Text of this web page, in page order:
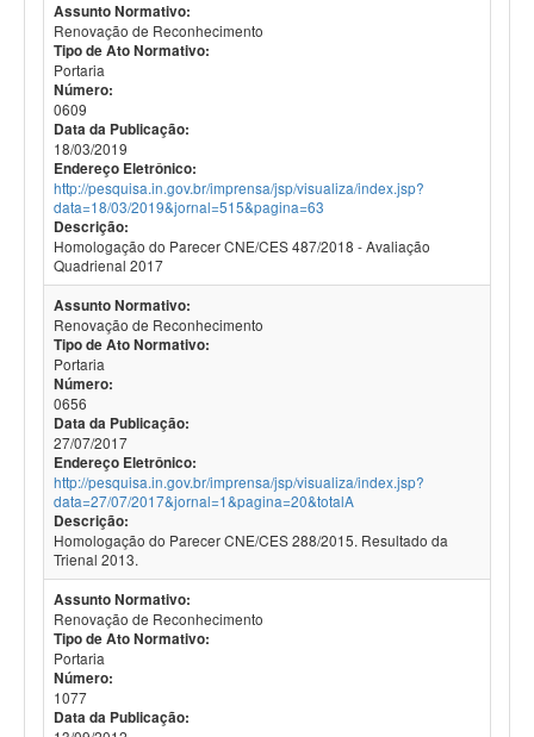
Assunto Normativo:
Renovação de Reconhecimento
Tipo de Ato Normativo:
Portaria
Número:
0609
Data da Publicação:
18/03/2019
Endereço Eletrônico:
http://pesquisa.in.gov.br/imprensa/jsp/visualiza/index.jsp?
data=18/03/2019&jornal=515&pagina=63
Descrição:
Homologação do Parecer CNE/CES 487/2018 - Avaliação
Quadrienal 2017
Assunto Normativo:
Renovação de Reconhecimento
Tipo de Ato Normativo:
Portaria
Número:
0656
Data da Publicação:
27/07/2017
Endereço Eletrônico:
http://pesquisa.in.gov.br/imprensa/jsp/visualiza/index.jsp?
data=27/07/2017&jornal=1&pagina=20&totalA
Descrição:
Homologação do Parecer CNE/CES 288/2015. Resultado da
Trienal 2013.
Assunto Normativo:
Renovação de Reconhecimento
Tipo de Ato Normativo:
Portaria
Número:
1077
Data da Publicação: